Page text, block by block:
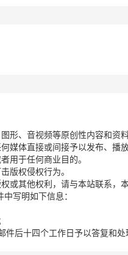
形、音视频等原创性内容和资
媒体直接或间接予以发布、播
用于任何商业目的。
版权侵权行为。
或其他权利，请与本站联系，
写明如下信息：
件后十四个工作日予以答复和处